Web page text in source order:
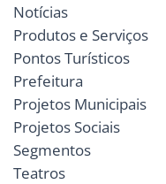
Notícias
Produtos e Serviços
Pontos Turísticos
Prefeitura
Projetos Municipais
Projetos Sociais
Segmentos
Teatros